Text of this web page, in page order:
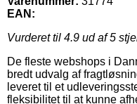
EAN:
Vurderet til 4.9 ud af 5
De fleste webshops i
bredt udvalg af
leveret til et
fleksibilitet til at kunne